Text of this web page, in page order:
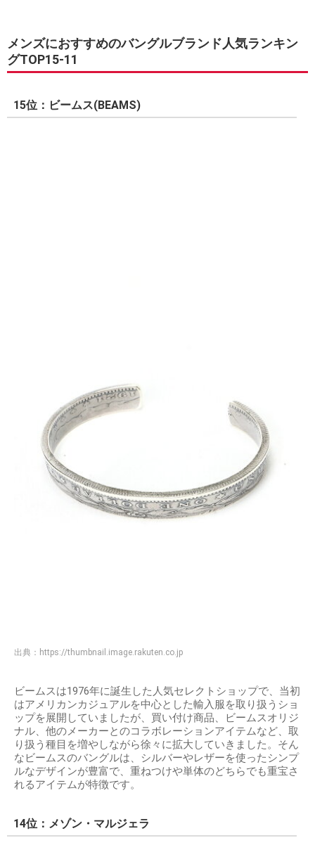
メンズにおすすめのバングルブランド人気ランキン
グTOP15-11
15位：ビームス(BEAMS)
出典： https://thumbnail.image.rakuten.co.jp
ビームスは1976年に誕生した人気セレクトショップで、当初
はアメリカンカジュアルを中心とした輸入服を取り扱うショ
ップを展開していましたが、買い付け商品、ビームスオリジ
ナル、他のメーカーとのコラボレーションアイテムなど、取
り扱う種目を増やしながら徐々に拡大していきました。そん
なビームスのバングルは、シルバーやレザーを使ったシンプ
ルなデザインが豊富で、重ねつけや単体のどちらでも重宝さ
れるアイテムが特徴です。
14位：メゾン・マルジェラ